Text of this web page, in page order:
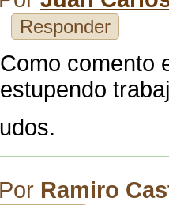
Responder
Como comento
estupendo
Ramiro